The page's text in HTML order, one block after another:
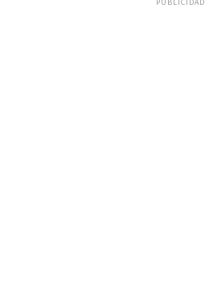
PUBLICIDAD